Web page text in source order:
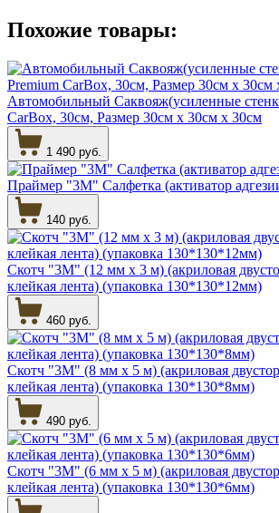
Похожие товары:
Автомобильный Саквояж(усиленные
CarBox, 30см, Размер 30см х 30см х 30см
1 490 руб.
Праймер "3М" Салфетка (активатор
140 руб.
Скотч "3М" (12 мм х 3 м) (акриловая
клейкая лента) (упаковка 130*130*12мм)
460 руб.
Скотч "3М" (8 мм х 5 м) (акриловая
клейкая лента) (упаковка 130*130*8мм)
490 руб.
Скотч "3М" (6 мм х 5 м) (акриловая
клейкая лента) (упаковка 130*130*6мм)